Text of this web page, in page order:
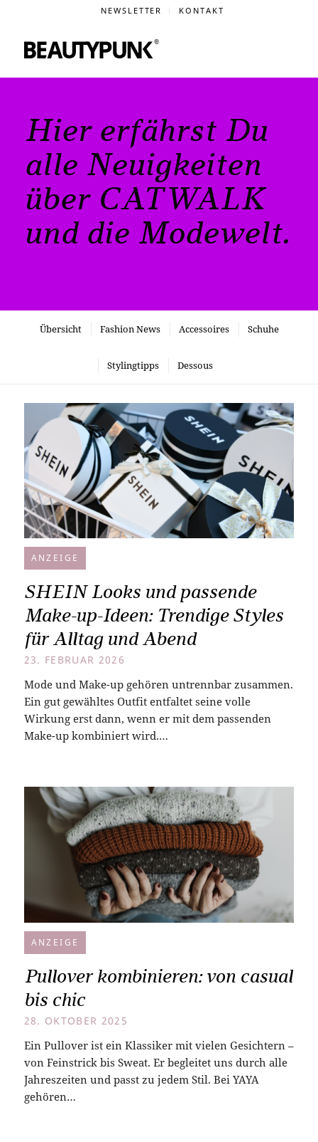
NEWSLETTER KONTAKT
Hier erfährst Du
alle Neuigkeiten
über CATWALK
und die Modewelt.
Übersicht Fashion News Accessoires Schuhe
Stylingtipps Dessous
ANZEIGE
SHEIN Looks und passende
Make-up-Ideen: Trendige Styles
für Alltag und Abend
23. FEBRUAR 2026
Mode und Make-up gehören untrennbar zusammen.
Ein gut gewähltes Outfit entfaltet seine volle
Wirkung erst dann, wenn er mit dem passenden
Make-up kombiniert wird.…
ANZEIGE
Pullover kombinieren: von casual
bis chic
28. OKTOBER 2025
Ein Pullover ist ein Klassiker mit vielen Gesichtern –
von Feinstrick bis Sweat. Er begleitet uns durch alle
Jahreszeiten und passt zu jedem Stil. Bei YAYA
gehören…